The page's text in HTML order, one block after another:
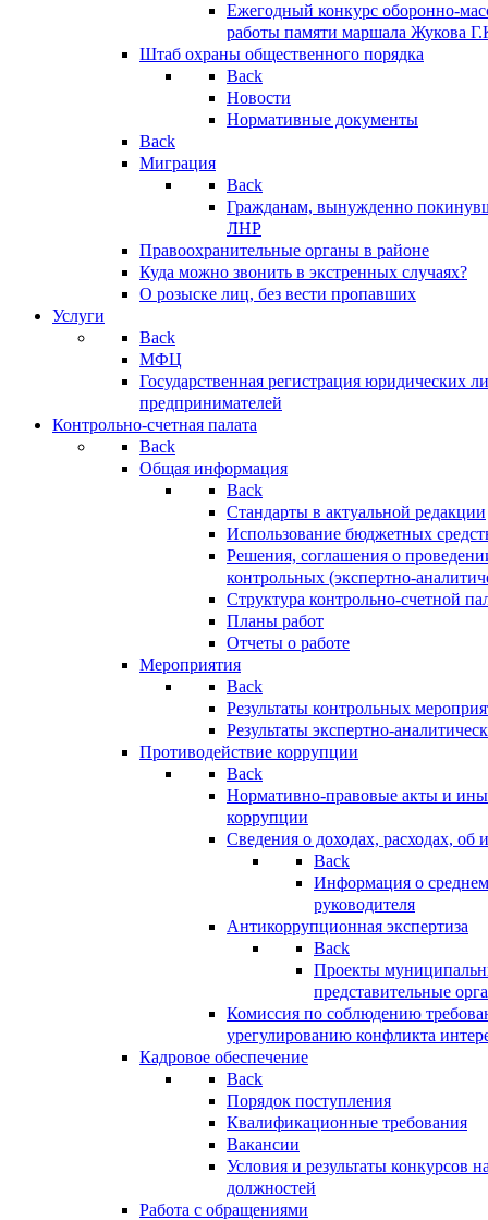
Ежегодный конкурс оборонно-
работы памяти маршала Жукова
Штаб охраны общественного порядка
Back
Новости
Нормативные документы
Back
Миграция
Back
Гражданам, вынужденно
ЛНР
Правоохранительные органы в районе
Куда можно звонить в экстренных случаях?
О розыске лиц, без вести пропавших
Услуги
Back
МФЦ
Государственная регистрация юридических
предпринимателей
Контрольно-счетная палата
Back
Общая информация
Back
Стандарты в актуальной редакции
Использование бюджетных
Решения, соглашения о
контрольных (экспертно-
Структура контрольно-счетной
Планы работ
Отчеты о работе
Мероприятия
Back
Результаты контрольных
Результаты экспертно-
Противодействие коррупции
Back
Нормативно-правовые акты и
коррупции
Сведения о доходах, расходах, об
Back
Информация о
руководителя
Антикоррупционная экспертиза
Back
Проекты
представительные
Комиссия по соблюдению
урегулированию конфликта
Кадровое обеспечение
Back
Порядок поступления
Квалификационные требования
Вакансии
Условия и результаты конкурсов
должностей
Работа с обращениями